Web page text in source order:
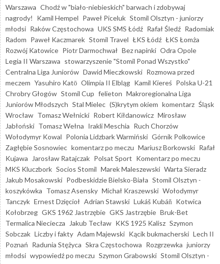
Warszawa Chodź w "biało-niebieskich" barwach i zdobywaj
nagrody!
Kamil Hempel Paweł Piceluk Stomil Olsztyn - juniorzy
młodsi Raków Częstochowa UKS SMS Łódź Rafał Śledź Radomiak
Radom Paweł Kaczmarek Stomil Travel ŁKS Łódź ŁKS Łomża
Rozwój Katowice Piotr Darmochwał Bez napinki Odra Opole
Legia II Warszawa stowarzyszenie "Stomil Ponad Wszystko"
Centralna Liga Juniorów Dawid Mieczkowski Rozmowa przed
meczem Yasuhiro Katō Olimpia II Elbląg Kamil Kiereś Polska U-21
Chrobry Głogów Stomil Cup felieton Makroregionalna Liga
Juniorów Młodszych Stal Mielec (S)krytym okiem komentarz Śląsk
Wrocław Tomasz Wełnicki Robert Kiłdanowicz Mirosław
Jabłoński Tomasz Wełna Irakli Meschia Ruch Chorzów
Wołodymyr Kowal Polonia Lidzbark Warmiński Górnik Polkowice
Zagłębie Sosnowiec komentarz po meczu Mariusz Borkowski Rafał
Kujawa
Jarosław Ratajczak Polsat Sport Komentarz po meczu
MKS Kluczbork Socios Stomil Marek Maleszewski Warta Sieradz
Jakub Mosakowski Podbeskidzie Bielsko-Biała Stomil Olsztyn -
koszykówka Tomasz Asensky Michał Kraszewski Wołodymyr
Tanczyk Ernest Dzięcioł Adrian Stawski Lukáš Kubáň Kotwica
Kołobrzeg GKS 1962 Jastrzębie GKS Jastrzębie Bruk-Bet
Termalica Nieciecza
Jakub Tecław KKS 1925 Kalisz Szymon
Sobczak Liczby i fakty Adam Majewski Kącik bukmacherski Lech II
Poznań Radunia Stężyca Skra Częstochowa Rozgrzewka juniorzy
młodsi wypowiedź po meczu Szymon Grabowski Stomil Olsztyn -